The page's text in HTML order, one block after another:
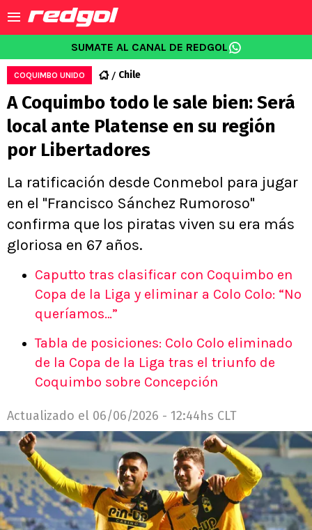
SUMATE AL CANAL DE REDGOL
COQUIMBO UNIDO Chile
A Coquimbo todo le sale bien: Será
local ante Platense en su región
por Libertadores
La ratificación desde Conmebol para jugar
en el "Francisco Sánchez Rumoroso"
confirma que los piratas viven su era más
gloriosa en 67 años.
Caputto tras clasificar con Coquimbo en
Copa de la Liga y eliminar a Colo Colo: “No
queríamos…”
Tabla de posiciones: Colo Colo eliminado
de la Copa de la Liga tras el triunfo de
Coquimbo sobre Concepción
Actualizado el 06/06/2026 - 12:44hs CLT